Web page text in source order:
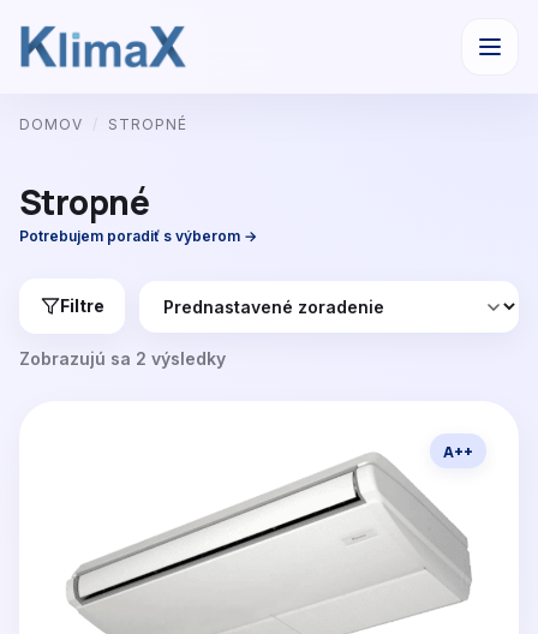
na
DOMOV / STROPNÉ
Stropné
Potrebujem poradiť s výberom →
Filtre
Zobrazujú sa 2 výsledky
A++